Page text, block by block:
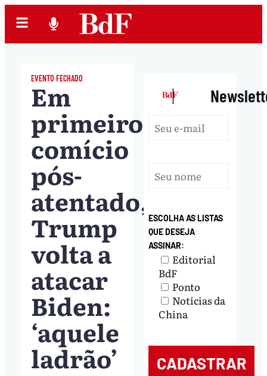
EVENTO FECHADO
Em
primeiro
comício
pós-
atentado,
Trump
volta a
atacar
Biden:
‘aquele
ladrão’
|
ESCOLHA AS LISTAS
QUE DESEJA
ASSINAR:
Editorial
BdF
Ponto
Notícias da
China